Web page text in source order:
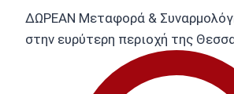
ΔΩΡΕΑΝ Μεταφορά &
στην ευρύτερη περιοχή της